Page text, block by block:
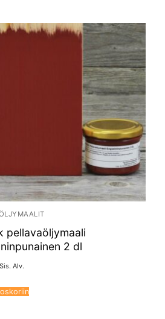
pellavaöljymaali
2 dl
Sis. Alv.